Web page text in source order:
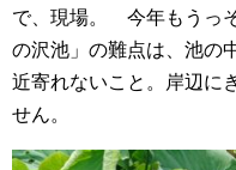
で、現場。 今年もうっ
の沢池」の難点は、池の
近寄れないこと。岸辺に
せん。